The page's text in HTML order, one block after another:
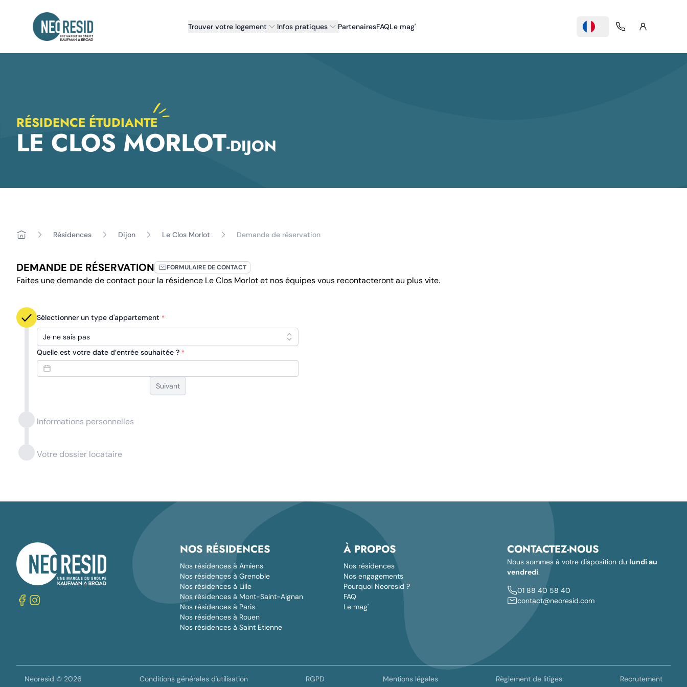
Neoresid
Trouver votre logement Infos pratiques PartenairesFAQLe mag'
RÉSIDENCE ÉTUDIANTE
LE CLOS MORLOT-DIJON
Résidences Dijon Le Clos Morlot Demande de réservation
DEMANDE DE RÉSERVATION FORMULAIRE DE CONTACT
Faites une demande de contact pour la résidence Le Clos Morlot et nos équipes vous recontacteront au plus vite.
Sélectionner un type d'appartement *
Je ne sais pas
Quelle est votre date d’entrée souhaitée ? *
Suivant
Informations personnelles
Votre dossier locataire
NOS RÉSIDENCES
Nos résidences à Amiens
Nos résidences à Grenoble
Nos résidences à Lille
Nos résidences à Mont-Saint-Aignan
Nos résidences à Paris
Nos résidences à Rouen
Nos résidences à Saint Etienne
À PROPOS
Nos résidences
Nos engagements
Pourquoi Neoresid ?
FAQ
Le mag'
CONTACTEZ-NOUS
Nous sommes à votre disposition du lundi au
vendredi.
01 88 40 58 40
contact@neoresid.com
Neoresid © 2026 Conditions générales d'utilisation RGPD Mentions légales Règlement de litiges Recrutement